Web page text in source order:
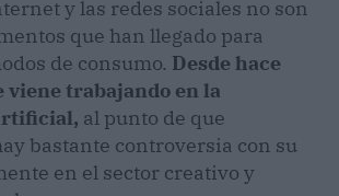
y las redes sociales no son
que han llegado para
de consumo. Desde hace
viene trabajando en la
al punto de que
bastante controversia con su
en el sector creativo y